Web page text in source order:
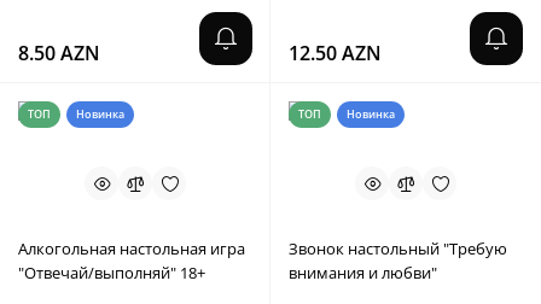
8.50 AZN 12.50 AZN
ТОП Новинка
Алкогольная настольная игра
"Отвечай/выполняй" 18+
ТОП Новинка
Звонок настольный "Требую
внимания и любви"